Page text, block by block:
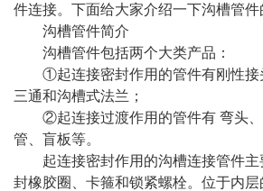
件连接。下面给大家介绍一下沟槽管件
沟槽管件简介
沟槽管件包括两个大类产品：
①起连接密封作用的管件有刚性接
三通和沟槽式法兰；
②起连接过渡作用的管件有 弯头、
管、盲板等。
起连接密封作用的沟槽连接管件主
封橡胶圈、卡箍和锁紧螺栓。位于内